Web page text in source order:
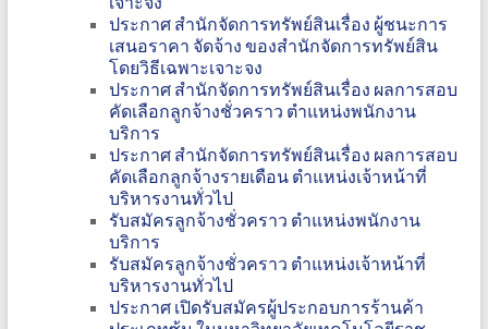
ประกาศ สำนักจัดการทรัพย์สินเรื่อง ผู้ชนะการ
เสนอราคา จัดจ้าง ของสำนักจัดการทรัพย์สิน
โดยวิธีเฉพาะเจาะจง
ประกาศ สำนักจัดการทรัพย์สินเรื่อง ผลการสอบ
คัดเลือกลูกจ้างชั่วคราว ตำแหน่งพนักงาน
บริการ
ประกาศ สำนักจัดการทรัพย์สินเรื่อง ผลการสอบ
คัดเลือกลูกจ้างรายเดือน ตำแหน่งเจ้าหน้าที่
บริหารงานทั่วไป
รับสมัครลูกจ้างชั่วคราว ตำแหน่งพนักงาน
บริการ
รับสมัครลูกจ้างชั่วคราว ตำแหน่งเจ้าหน้าที่
บริหารงานทั่วไป
ประกาศ เปิดรับสมัครผู้ประกอบการร้านค้า